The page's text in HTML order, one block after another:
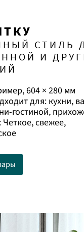
СТИЛЬ
И
604 × 280 мм
для: кухни,
гостиной,
свежее,